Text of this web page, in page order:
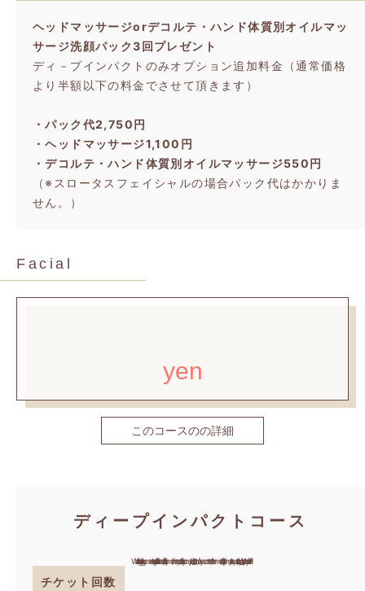
ヘッドマッサージorデコルテ・ハンド体質別オイルマッ
サージ洗顔パック3回プレゼント
ディ－プインパクトのみオプション追加料金（通常価格
より半額以下の料金でさせて頂きます）
・パック代2,750円
・ヘッドマッサージ1,100円
・デコルテ・ハンド体質別オイルマッサージ550円
（※スロータスフェイシャルの場合パック代はかかりま
せん。）
Facial
yen
このコースのの詳細
ディープインパクトコース
Warning: Invalid argument supplied for foreach() in/home/hornpro/hita-ju.com/public_html/wp-content/themes/hita-ju/template-parts/loop_ticket.phpon line71
チケット回数